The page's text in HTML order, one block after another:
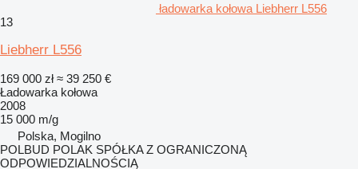
ładowarka kołowa Liebherr L556
13
Liebherr L556
169 000 zł ≈ 39 250 €
Ładowarka kołowa
2008
15 000 m/g
Polska, Mogilno
POLBUD POLAK SPÓŁKA Z OGRANICZONĄ
ODPOWIEDZIALNOŚCIĄ